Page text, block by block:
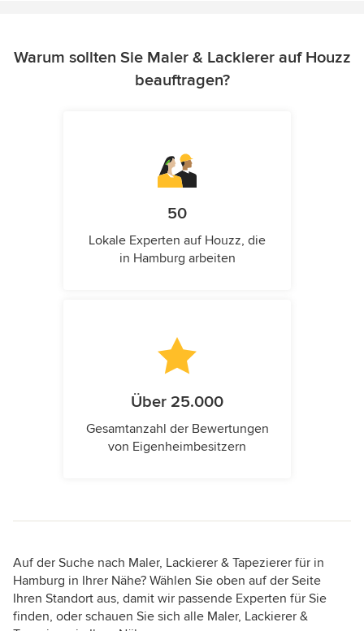
Warum sollten Sie Maler & Lackierer auf Houzz
beauftragen?
50
Lokale Experten auf Houzz, die
in Hamburg arbeiten
Über 25.000
Gesamtanzahl der Bewertungen
von Eigenheimbesitzern
Auf der Suche nach Maler, Lackierer & Tapezierer für in
Hamburg in Ihrer Nähe? Wählen Sie oben auf der Seite
Ihren Standort aus, damit wir passende Experten für Sie
finden, oder schauen Sie sich alle Maler, Lackierer &